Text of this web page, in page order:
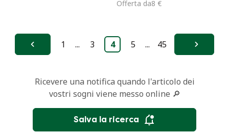
Offerta da8 €
Precedente
1 ... 3 4 5 ... 45 Avanti
Ricevere una notifica quando l'articolo dei
vostri sogni viene messo online 🔎
Salva la ricerca